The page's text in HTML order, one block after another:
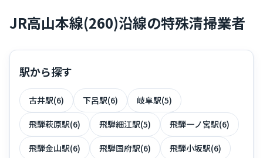
JR高山本線(260)沿線の特殊清掃業者
駅から探す
古井駅(6) 下呂駅(6) 岐阜駅(5)
飛騨萩原駅(6) 飛騨細江駅(5) 飛騨一ノ宮駅(6)
飛騨金山駅(6) 飛騨国府駅(6) 飛騨小坂駅(6)